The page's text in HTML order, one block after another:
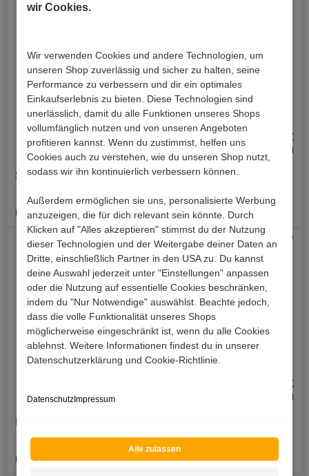
wir Cookies.
Wir verwenden Cookies und andere Technologien, um
unseren Shop zuverlässig und sicher zu halten, seine
Performance zu verbessern und dir ein optimales
Einkaufserlebnis zu bieten. Diese Technologien sind
unerlässlich, damit du alle Funktionen unseres Shops
vollumfänglich nutzen und von unseren Angeboten
profitieren kannst. Wenn du zustimmst, helfen uns
Cookies auch zu verstehen, wie du unseren Shop nutzt,
sodass wir ihn kontinuierlich verbessern können.
Außerdem ermöglichen sie uns, personalisierte Werbung
anzuzeigen, die für dich relevant sein könnte. Durch
Klicken auf "Alles akzeptieren" stimmst du der Nutzung
dieser Technologien und der Weitergabe deiner Daten an
Dritte, einschließlich Partner in den USA zu. Du kannst
deine Auswahl jederzeit unter "Einstellungen" anpassen
oder die Nutzung auf essentielle Cookies beschränken,
indem du "Nur Notwendige" auswählst. Beachte jedoch,
dass die volle Funktionalität unseres Shops
möglicherweise eingeschränkt ist, wenn du alle Cookies
ablehnst. Weitere Informationen findest du in unserer
Datenschutzerklärung und Cookie-Richtlinie.
DatenschutzImpressum
Alle zulassen
1.049,00 €
Standregal Artjes
Lieferzeit 29 - 38 Werktage
269,00 €
Raumteilerregal Rosdon
Lieferzeit 9 - 12 Werktage
inkl. Versand
Lieferzeit 1 - 3 Werktage
669,00 €
Lieferzeit 9 - 12 Werktage